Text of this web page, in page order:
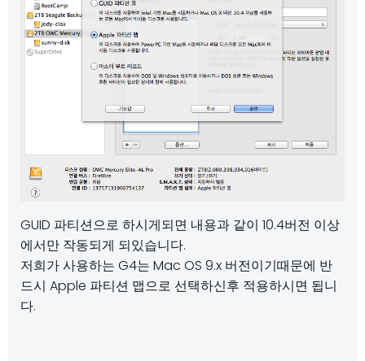
GUID 파티션으로 하시게되면 내용과 같이 10.4버전 이상
에서만 작동되게 되있습니다.
저희가 사용하는 G4는 Mac OS 9.x 버전이기때문에 반
드시 Apple 파티션 맵으로 선택하신후 적용하시면 됩니
다.